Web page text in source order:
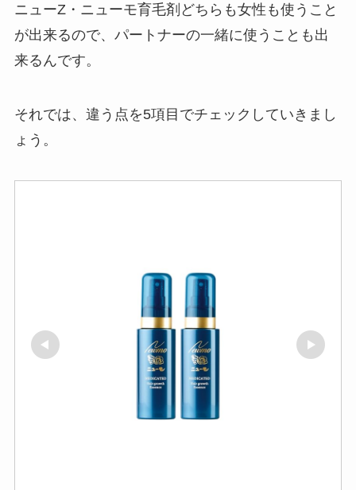
ニューZ・ニューモ育毛剤どちらも女性も使うこと
が出来るので、パートナーの一緒に使うことも出
来るんです。
それでは、違う点を5項目でチェックしていきまし
ょう。